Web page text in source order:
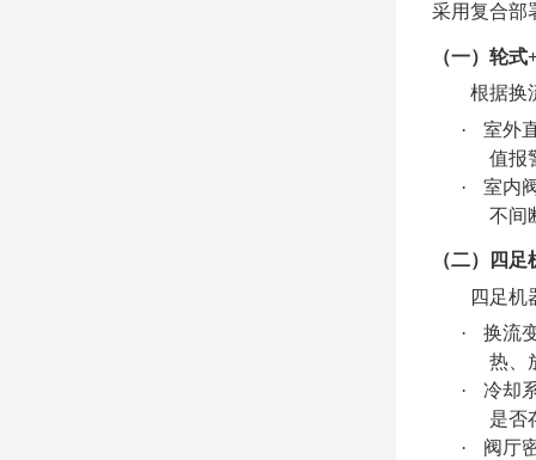
采用复合部
（一）轮
根据换
·
室外
值报
·
室内
不间
（二）四
四足机
·
换流
热、
·
冷却
是否
·
阀厅